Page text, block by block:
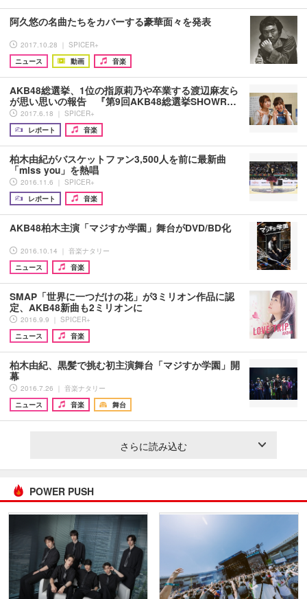
阿久悠の名曲たちをカバーする豪華面々を発表
2017.10.28 ｜ SPICER+
ニュース
動画 音楽
AKB48総選挙、1位の指原莉乃や卒業する渡辺麻友ら
が思い思いの報告 『第9回AKB48総選挙SHOWR…
2017.6.18 ｜ SPICER+
レポート
音楽
柏木由紀がバスケットファン3,500人を前に最新曲
「miss you」を熱唱
2016.11.6 ｜ SPICER+
レポート
音楽
AKB48柏木主演「マジすか学園」舞台がDVD/BD化
2016.10.14 ｜ 音楽ナタリー
ニュース
音楽
SMAP「世界に一つだけの花」が3ミリオン作品に認
定、AKB48新曲も2ミリオンに
2016.9.9 ｜ SPICER+
ニュース
音楽
柏木由紀、黒髪で挑む初主演舞台「マジすか学園」開
幕
2016.7.26 ｜ 音楽ナタリー
ニュース
音楽 舞台
さらに読み込む
POWER PUSH